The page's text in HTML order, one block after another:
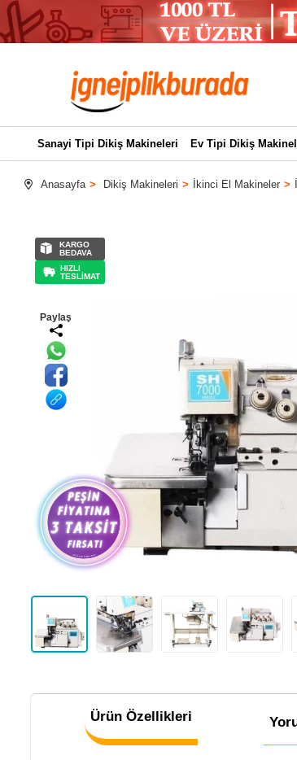
Sanayi Tipi Dikiş Makineleri Ev Tipi Dikiş
Anasayfa Dikiş Makineleri İkinci El Makineler
KARGO
BEDAVA
HIZLI
TESLİMAT
Paylaş
Ürün Özellikleri